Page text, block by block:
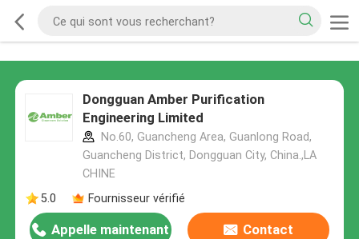
Dongguan Amber Purification
Engineering Limited
No.60, Guancheng Area, Guanlong Road,
Guancheng District, Dongguan City, China.,LA
CHINE
5.0
Fournisseur vérifié
Appelle maintenant Contact